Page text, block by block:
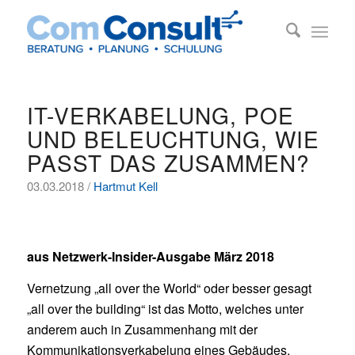
IT-VERKABELUNG, POE
UND BELEUCHTUNG, WIE
PASST DAS ZUSAMMEN?
03.03.2018 / Hartmut Kell
aus Netzwerk-Insider-Ausgabe März 2018
Vernetzung „all over the World“ oder besser gesagt
„all over the building“ ist das Motto, welches unter
anderem auch in Zusammenhang mit der
Kommunikationsverkabelung eines Gebäudes,